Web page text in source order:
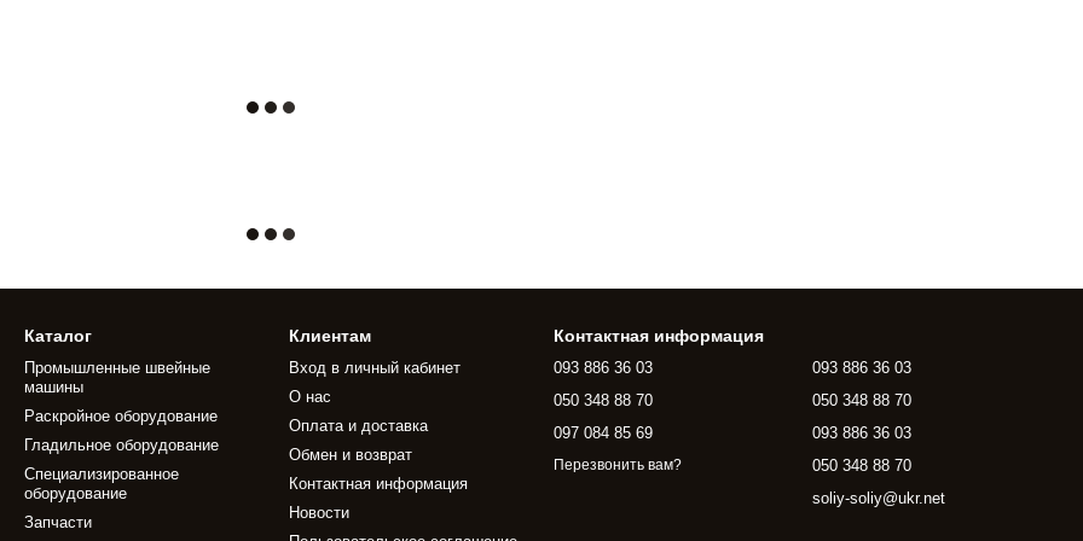
Каталог
Промышленные швейные
машины
Раскройное оборудование
Гладильное оборудование
Специализированное
оборудование
Запчасти
Клиентам
Вход в личный кабинет
О нас
Оплата и доставка
Обмен и возврат
Контактная информация
Новости
Контактная информация
093 886 36 03
050 348 88 70
097 084 85 69
Перезвонить вам?
093 886 36 03
050 348 88 70
093 886 36 03
050 348 88 70
soliy-soliy@ukr.net